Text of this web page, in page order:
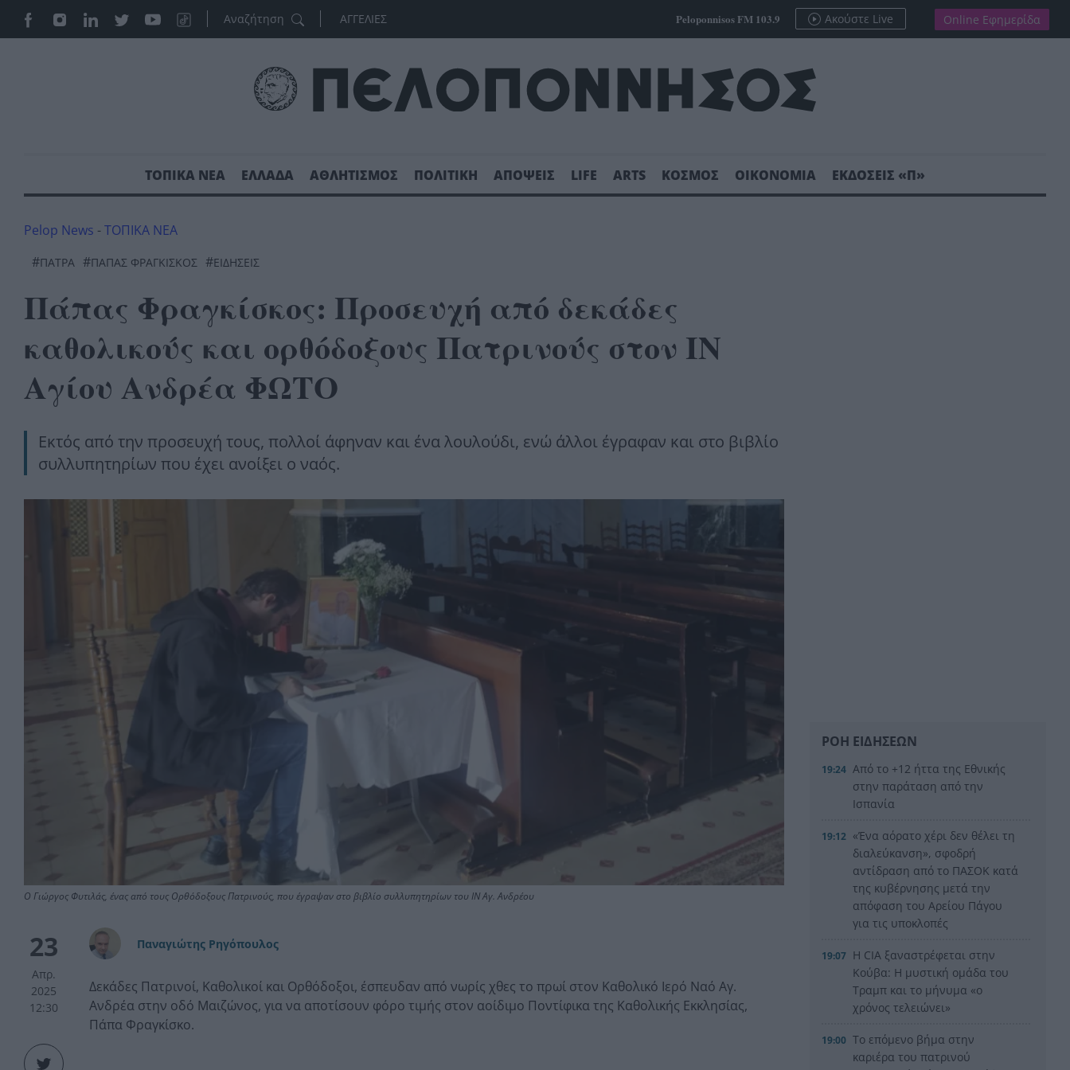
ΑΓΓΕΛΙΕΣ Peloponnisos FM 103.9 Ακούστε Live Online Εφημερίδα
ΤΟΠΙΚΑ ΝΕΑ ΕΛΛΑΔΑ ΑΘΛΗΤΙΣΜΟΣ ΠΟΛΙΤΙΚΗ ΑΠΟΨΕΙΣ LIFE ARTS ΚΟΣΜΟΣ ΟΙΚΟΝΟΜΙΑ ΕΚΔΟΣΕΙΣ «Π»
Pelop News -ΤΟΠΙΚΑ ΝΕΑ
#ΠΆΤΡΑ #ΠΑΠΑΣ ΦΡΑΓΚΙΣΚΟΣ #ΕΙΔΗΣΕΙΣ
Πάπας Φραγκίσκος: Προσευχή από δεκάδες
καθολικούς και ορθόδοξους Πατρινούς στον ΙΝ
Αγίου Ανδρέα ΦΩΤΟ
Εκτός από την προσευχή τους, πολλοί άφηναν και ένα λουλούδι, ενώ άλλοι έγραφαν και στο βιβλίο
συλλυπητηρίων που έχει ανοίξει ο ναός.
Ο Γιώργος Φυτιλάς, ένας από τους Ορθόδοξους Πατρινούς, που έγραψαν στο βιβλίο συλλυπητηρίων του ΙΝ Αγ. Ανδρέου
23
Απρ.
2025
12:30
Παναγιώτης Ρηγόπουλος
Δεκάδες Πατρινοί, Καθολικοί και Ορθόδοξοι, έσπευδαν από νωρίς χθες το πρωί στον Καθολικό Ιερό Ναό Αγ.
Ανδρέα στην οδό Μαιζώνος, για να αποτίσουν φόρο τιμής στον αοίδιμο Ποντίφικα της Καθολικής Εκκλησίας,
Πάπα Φραγκίσκο.
ΡΟΗ ΕΙΔΗΣΕΩΝ
19:24 Από το +12 ήττα της Εθνικής
στην παράταση από την
Ισπανία
19:12 «Ένα αόρατο χέρι δεν θέλει τη
διαλεύκανση», σφοδρή
αντίδραση από το ΠΑΣΟΚ κατά
της κυβέρνησης μετά την
απόφαση του Αρείου Πάγου
για τις υποκλοπές
19:07 Η CIA ξαναστρέφεται στην
Κούβα: Η μυστική ομάδα του
Τραμπ και το μήνυμα «ο
χρόνος τελειώνει»
19:00 Το επόμενο βήμα στην
καριέρα του πατρινού